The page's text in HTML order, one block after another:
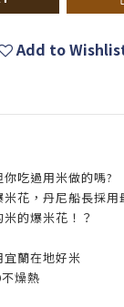
Add to
吃過用米做的嗎?
花，丹尼船長採用
的爆米花！？
蘭在地好米
燥熱